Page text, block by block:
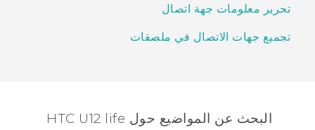
أجهزة HTC والملحقات
تحرير معلومات جهة اتصال
تجميع جهات الاتصال في ملصقات
البحث عن المواضيع حول HTC U12 life